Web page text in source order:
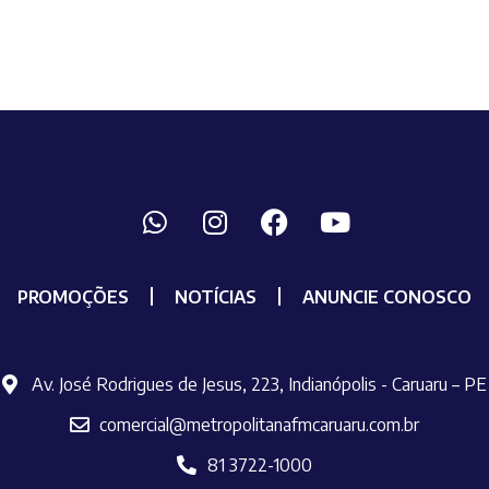
PROMOÇÕES NOTÍCIAS ANUNCIE CONOSCO
Av. José Rodrigues de Jesus, 223, Indianópolis - Caruaru – PE
comercial@metropolitanafmcaruaru.com.br
81 3722-1000